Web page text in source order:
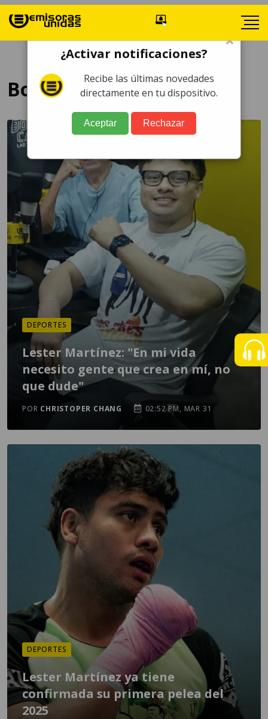
Boxeo Nacional
DEPORTES
Lester Martínez: "En mi vida
necesito gente que crea en mí, no
que dude"
POR CHRISTOPER CHANG 02:52 PM, MAR 31
DEPORTES
Lester Martínez ya tiene
confirmada su primera pelea del
2025
×
¿Activar notificaciones?
Recibe las últimas novedades
directamente en tu dispositivo.
Aceptar Rechazar